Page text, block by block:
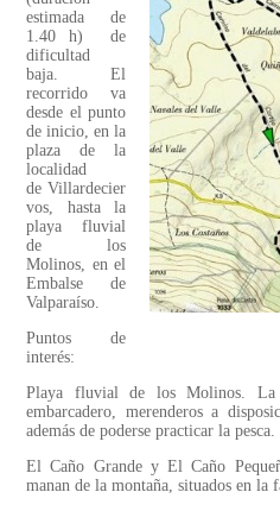
estimada de
1.40 h) de
dificultad
baja. El
recorrido va
desde el punto
de inicio, en la
plaza de la
localidad
de Villardecier
vos, hasta la
playa fluvial
de los
Molinos, en el
Embalse de
Valparaíso.
Puntos de
interés:
Playa fluvial de los Molinos. La
embarcadero, merenderos a
además de poderse practicar la pesca.
El Caño Grande y El Caño
manan de la montaña, situados en la